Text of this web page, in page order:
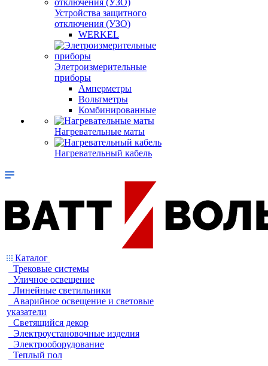
Устройства защитного
отключения (УЗО)
WERKEL
Элетроизмерительные
приборы
Амперметры
Вольтметры
Комбинированные
Нагревательные маты
Нагревательный кабель
Каталог
Трековые системы
Уличное освещение
Линейные светильники
Аварийное освещение и световые
указатели
Светящийся декор
Электроустановочные изделия
Электрооборудование
Теплый пол